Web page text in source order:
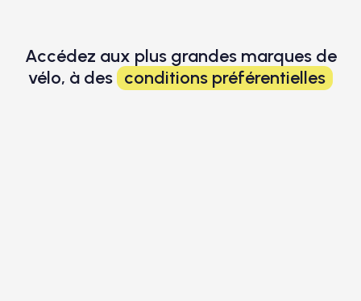
Accédez aux plus grandes marques de
vélo, à des conditions préférentielles